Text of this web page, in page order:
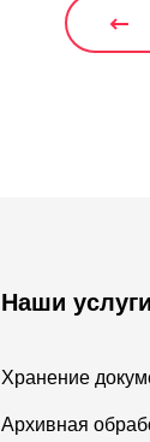
Наши услуги
Хранение
Архивная